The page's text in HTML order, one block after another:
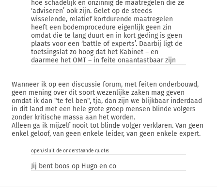
hoe schadelijk en onzinnig de maatregelen die ze
‘adviseren’ ook zijn. Gelet op de steeds
wisselende, relatief kortdurende maatregelen
heeft een bodemprocedure eigenlijk geen zin
omdat die te lang duurt en in kort geding is geen
plaats voor een ‘battle of experts’. Daarbij ligt de
toetsingslat zo hoog dat het Kabinet – en
daarmee het OMT – in feite onaantastbaar zijn
Wanneer ik op een discussie forum, met feiten onderbouwd,
geen mening over dit soort wezenlijke zaken mag geven
omdat ik dan "te fel ben", tja, dan zijn we blijkbaar inderdaad
in dit land met een hele grote groep mensen blinde volgers
zonder kritische massa aan het worden.
Alleen ga ik mijzelf nooit tot blinde volger verklaren. Van geen
enkel geloof, van geen enkele leider, van geen enkele expert.
open/sluit de onderstaande quote:
Jij bent boos op Hugo en co